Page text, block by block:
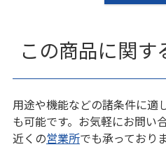
この商品に関
用途や機能などの諸条件に適
も可能です。お気軽にお問い
近くの営業所でも承っておりま